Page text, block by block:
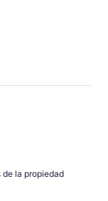
la propiedad